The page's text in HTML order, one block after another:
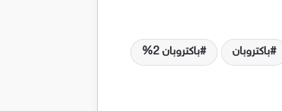
باكتروبان باكتروبان 2%